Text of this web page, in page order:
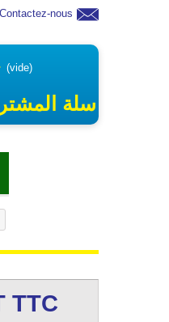
Contactez-nous
(vide)
سلة
TTC